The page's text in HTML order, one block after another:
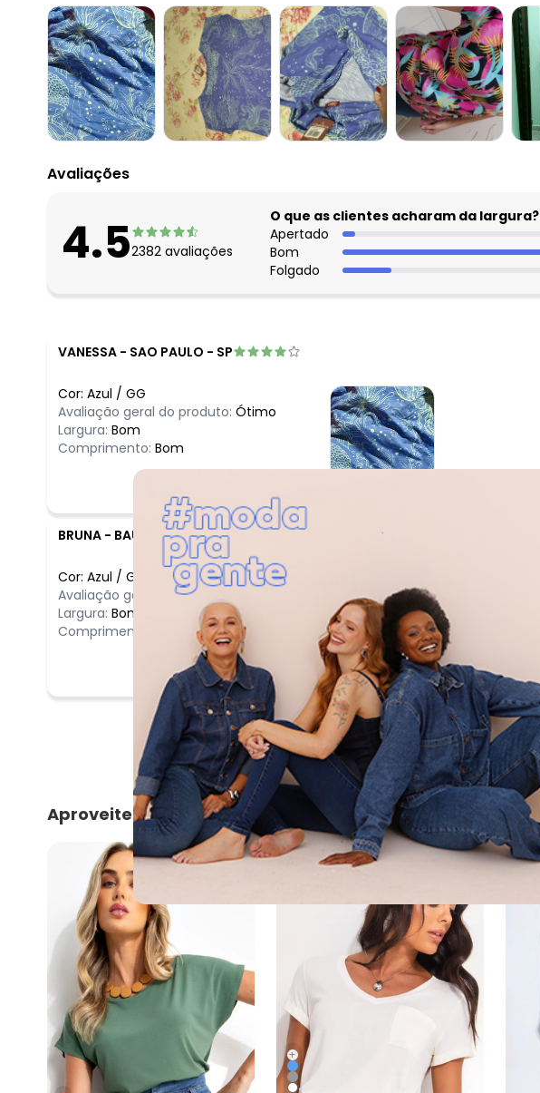
Avaliações
4.52382 avaliações
O que as clientes acharam da largura?
Apertado
Bom
Folgado
VANESSA - SAO PAULO - SP
Cor: Azul / GG
Avaliação geral do produto: Ótimo
Largura: Bom
Comprimento: Bom
BRUNA - BAURU - SP
Cor: Azul / GG
Avaliação geral do produto:
Largura: Bom
Comprimento:
Aproveite e compre junto
-34%
+